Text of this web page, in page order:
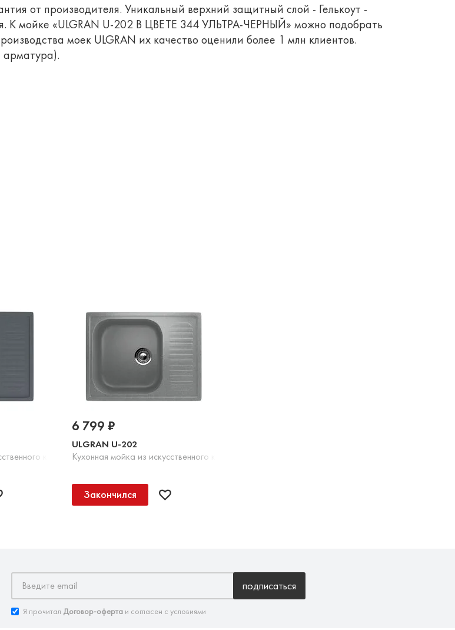
от производителя. Уникальный верхний защитный слой - Гелькоут -
К мойке «ULGRAN U-202 В ЦВЕТЕ 344 УЛЬТРА-ЧЕРНЫЙ» можно подобрать
моек ULGRAN их качество оценили более 1 млн клиентов.
арматура).
камня, 343 Антрацит
ULGRAN U-202
Кухонная мойка из искусственного камня, 342 Графитовый
6 799 ₽
Закончился
подписаться
Я прочитал Договор-офертаи согласен с условиями